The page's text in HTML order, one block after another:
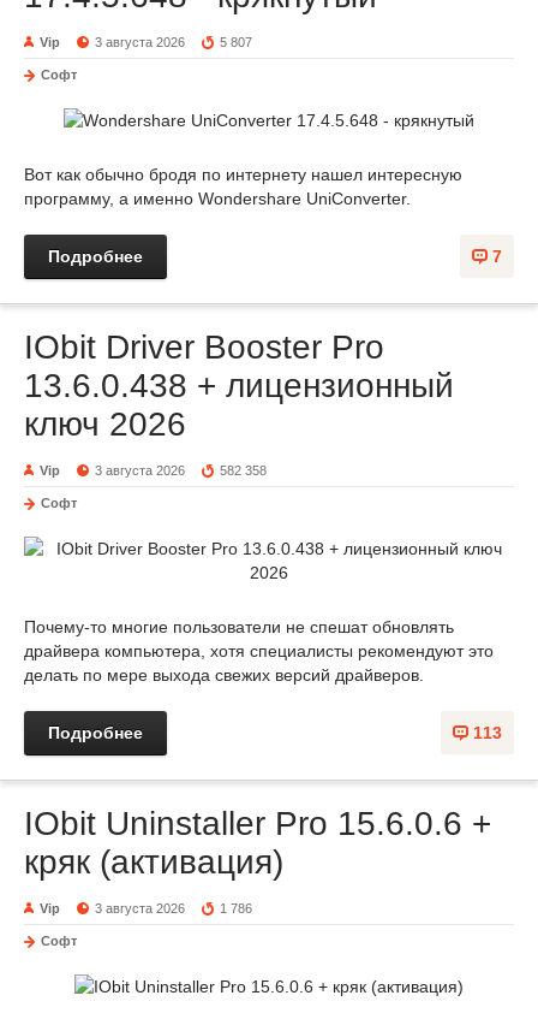
Vip 3 августа 2026 5 807
Софт
Вот как обычно бродя по интернету нашел интересную
программу, а именно Wondershare UniConverter.
7
Подробнее
IObit Driver Booster Pro
13.6.0.438 + лицензионный
ключ 2026
Vip 3 августа 2026 582 358
Софт
Почему-то многие пользователи не спешат обновлять
драйвера компьютера, хотя специалисты рекомендуют это
делать по мере выхода свежих версий драйверов.
113
Подробнее
IObit Uninstaller Pro 15.6.0.6 +
кряк (активация)
Vip 3 августа 2026 1 786
Софт